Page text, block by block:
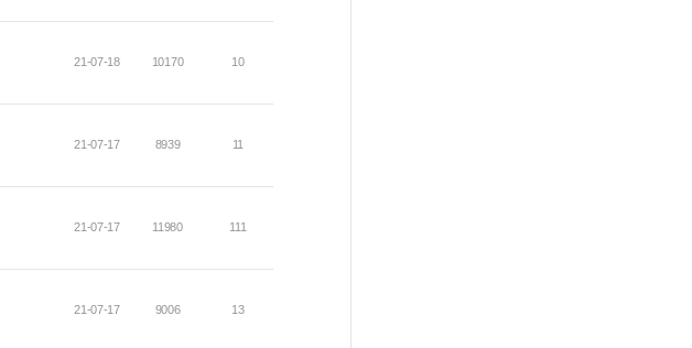
21-07-18 10170 10
21-07-17 8939 11
21-07-17 11980 111
21-07-17 9006 13